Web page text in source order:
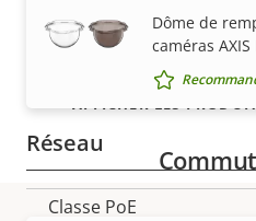
de la
Valeur
la
Prise en charge audio
Microphone intégré
Réseau
Description
Classe PoE
Dôme de
caméras AXIS
AFFICHER LES